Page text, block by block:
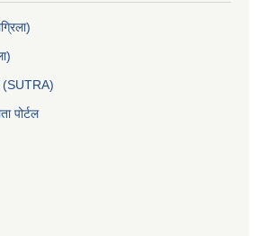
(SUTRA)
पोर्टल